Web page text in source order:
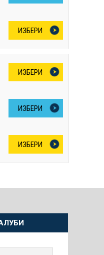
ИЗБЕРИ
ИЗБЕРИ
ИЗБЕРИ
ИЗБЕРИ